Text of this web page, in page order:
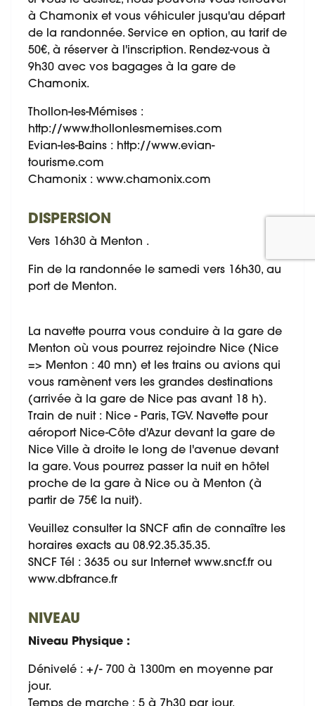
à Chamonix et vous véhiculer jusqu'au départ
de la randonnée. Service en option, au tarif de
50€, à réserver à l'inscription. Rendez-vous à
9h30 avec vos bagages à la gare de
Chamonix.
Thollon-les-Mémises :
http://www.thollonlesmemises.com
Evian-les-Bains : http://www.evian-
tourisme.com
Chamonix : www.chamonix.com
DISPERSION
Vers 16h30 à Menton .
Fin de la randonnée le samedi vers 16h30, au
port de Menton.
La navette pourra vous conduire à la gare de
Menton où vous pourrez rejoindre Nice (Nice
=> Menton : 40 mn) et les trains ou avions qui
vous ramènent vers les grandes destinations
(arrivée à la gare de Nice pas avant 18 h).
Train de nuit : Nice - Paris, TGV. Navette pour
aéroport Nice-Côte d'Azur devant la gare de
Nice Ville à droite le long de l'avenue devant
la gare. Vous pourrez passer la nuit en hôtel
proche de la gare à Nice ou à Menton (à
partir de 75€ la nuit).
Veuillez consulter la SNCF afin de connaître les
horaires exacts au 08.92.35.35.35.
SNCF Tél : 3635 ou sur Internet www.sncf.fr ou
www.dbfrance.fr
NIVEAU
Niveau Physique :
Dénivelé : +/- 700 à 1300m en moyenne par
jour.
Temps de marche : 5 à 7h30 par jour.